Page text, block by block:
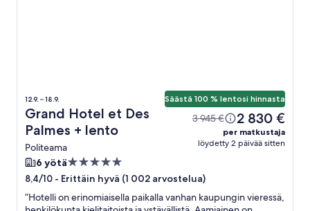
12.9. – 18.9.
Grand Hotel et Des
Palmes + lento
Politeama
Säästä 100 % lentosi hinnasta
3 945 € 2 830 €
per matkustaja
löydetty 2 päivää sitten
6 yötä5.0
tähden
majoituspaikka
8,4/10 - Erittäin hyvä (1 002 arvostelua)
”Hotelli on erinomiaisella paikalla vanhan kaupungin vieressä,